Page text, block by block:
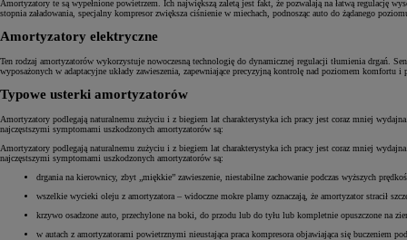
Amortyzatory te są wypełnione powietrzem. Ich największą zaletą jest fakt, że pozwalają na łatwą regulację
stopnia załadowania, specjalny kompresor zwiększa ciśnienie w miechach, podnosząc auto do żądanego
Amortyzatory elektryczne
Ten rodzaj amortyzatorów wykorzystuje nowoczesną technologię do dynamicznej regulacji tłumienia drgań.
wyposażonych w adaptacyjne układy zawieszenia, zapewniające precyzyjną kontrolę nad poziomem komfortu i
Typowe usterki amortyzatorów
Amortyzatory podlegają naturalnemu zużyciu i z biegiem lat charakterystyka ich pracy jest coraz mniej
najczęstszymi symptomami uszkodzonych amortyzatorów są:
Amortyzatory podlegają naturalnemu zużyciu i z biegiem lat charakterystyka ich pracy jest coraz mniej
najczęstszymi symptomami uszkodzonych amortyzatorów są:
drgania na kierownicy, zbyt „miękkie” zawieszenie, niestabilne zachowanie podczas wyższych
wszelkie wycieki oleju z amortyzatora – widoczne mokre plamy oznaczają, że amortyzator stracił
krzywo osadzone auto, przechylone na boki, do przodu lub do tyłu lub kompletnie opuszczone na
w autach z amortyzatorami powietrznymi nieustająca praca kompresora objawiająca się buczeniem